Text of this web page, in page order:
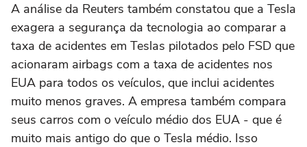
A análise da Reuters também constatou que a Tesla
exagera a segurança da tecnologia ao comparar a
taxa de acidentes em Teslas pilotados pelo FSD que
acionaram airbags com a taxa de acidentes nos
EUA para todos os veículos, que inclui acidentes
muito menos graves. A empresa também compara
seus carros com o veículo médio dos EUA - que é
muito mais antigo ⁠do que o Tesla médio. Isso